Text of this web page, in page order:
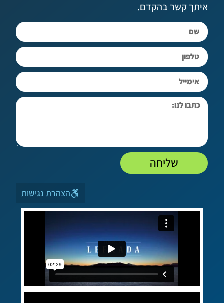
בהקדם.
שליחה
הצהרת נגישות